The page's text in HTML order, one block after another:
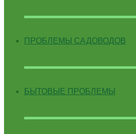
ПРОБЛЕМЫ САДОВОДОВ
БЫТОВЫЕ ПРОБЛЕМЫ